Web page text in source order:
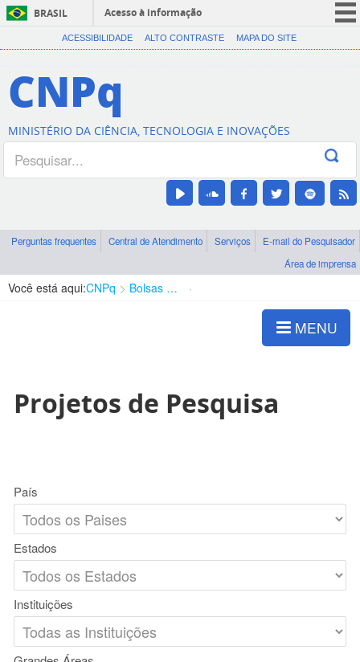
BRASIL
Acesso à informação
CORONAVÍRUS (COVID-19)
Canais
ACESSIBILIDADE ALTO CONTRASTE MAPA DO SITE
CNPq
MINISTÉRIO DA CIÊNCIA, TECNOLOGIA E INOVAÇÕES
Perguntas frequentes Central de Atendimento Serviços
E-mail do Pesquisador
Área de imprensa
Você está aqui:CNPq Bolsas e Auxílios Vigentes
MENU
Projetos de Pesquisa
País
Estados
Instituições